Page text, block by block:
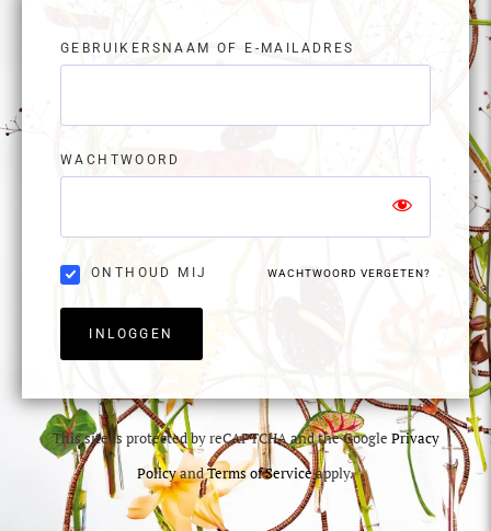
GEBRUIKERSNAAM OF E-MAILADRES
WACHTWOORD
ONTHOUD MIJ WACHTWOORD VERGETEN?
INLOGGEN
This site is protected by reCAPTCHA and the Google Privacy
PolicyandTerms of Serviceapply.